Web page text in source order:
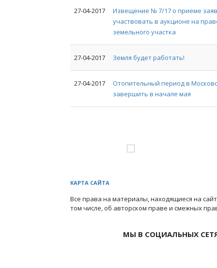
27-04-2017
Извещение № 7/17 о приеме
участвовать в аукционе на
земельного участка
27-04-2017 Земля будет работать!
27-04-2017
Отопительный период в
завершить в начале мая
КАРТА САЙТА
Все права на материалы, находящиеся на
том числе, об авторском праве и смежных
МЫ В СОЦИАЛЬНЫХ